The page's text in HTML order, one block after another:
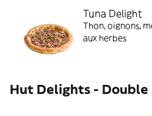
Tuna Delight
Thon, oignons,
aux herbes
Hut Delights - Double